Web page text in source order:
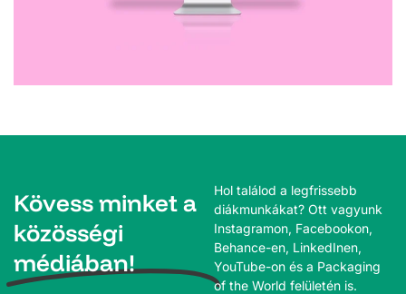
Kövess minket a
közösségi
médiában!
Hol találod a legfrissebb
diákmunkákat? Ott vagyunk
Instagramon, Facebookon,
Behance-en, LinkedInen,
YouTube-on és a Packaging
of the World felületén is.